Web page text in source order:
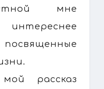
мне
интереснее
рассказ